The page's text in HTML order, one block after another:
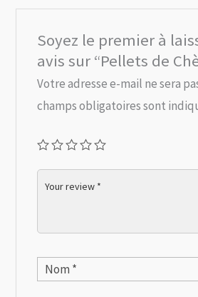
Soyez le premier à
avis sur “Pellets de
Votre adresse e-mail ne sera
champs obligatoires sont